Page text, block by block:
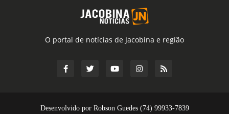
O portal de notícias de Jacobina e região
Desenvolvido por Robson Guedes (74) 99933-7839